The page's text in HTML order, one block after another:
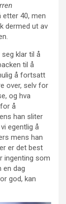
etter 40, men
dermed ut av
klar til å
til å
å fortsatt
over, selv for
og hva
å
han sliter
egentlig å
mens han
er det best
ingenting som
en dag
god, kan